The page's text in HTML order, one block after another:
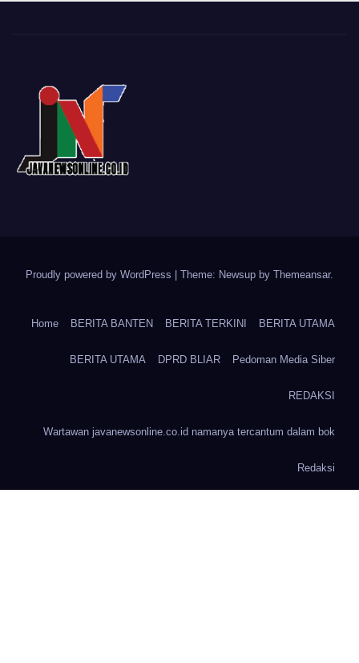
Proudly powered by WordPress Theme: Newsup by Themeansar.
Home BERITA BANTEN BERITA TERKINI BERITA UTAMA
BERITA UTAMA DPRD BLIAR Pedoman Media Siber
REDAKSI
Wartawan javanewsonline.co.id namanya tercantum dalam bok
Redaksi